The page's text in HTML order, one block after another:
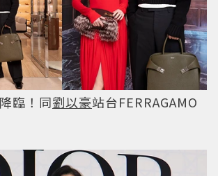
臨！同劉以豪站台FERRAGAMO